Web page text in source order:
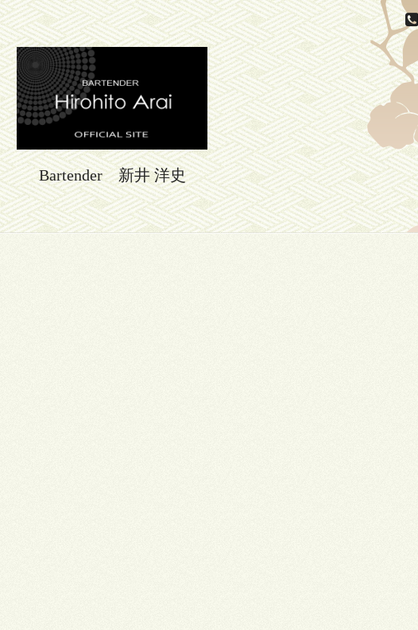
Bartender 新井 洋史